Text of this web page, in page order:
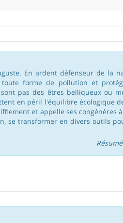
En ardent défenseur de la
forme de pollution et
pas des êtres belliqueux ou
en péril l'équilibre écologique
et appelle ses congénères
se transformer en divers outils